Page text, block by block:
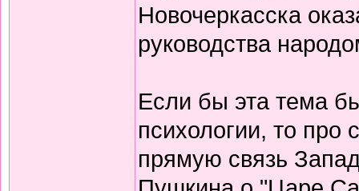
Новочеркасска
руководства
Если бы эта тема
психологии, то
прямую связь